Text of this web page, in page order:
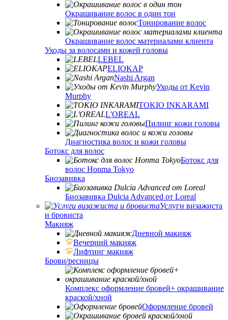
Окрашивание волос в один тон
Тонирование волос
Окрашивание волос материалами клиента
Уходы за волосами и кожей головы
LEBEL
ELIOKAP
Nashi Argan
Уходы от Kevin
Murphy
TOKIO INKARAMI
L'OREAL
Пилинг кожи головы
Диагностика волос и кожи головы
Ботокс для волос
Ботокс для
волос Honma Tokyo
Биозавивка
Биозавивка Dulcia Advanced от Loreal
Услуги визажиста
и бровиста
Макияж
Дневной макияж
Вечерний макияж
Лифтинг макияж
Брови/ресницы
Комплекс оформление бровей+ окрашивание
краской/хной
Оформление бровей